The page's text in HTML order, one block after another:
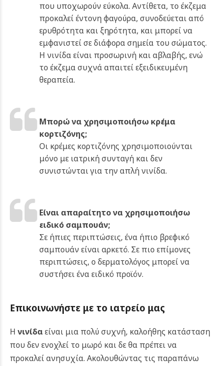
που υποχωρούν εύκολα. Αντίθετα, το έκζεμα
προκαλεί έντονη φαγούρα, συνοδεύεται από
ερυθρότητα και ξηρότητα, και μπορεί να
εμφανιστεί σε διάφορα σημεία του σώματος.
Η νινίδα είναι προσωρινή και αβλαβής, ενώ
το έκζεμα συχνά απαιτεί εξειδικευμένη
θεραπεία.
Μπορώ να χρησιμοποιήσω κρέμα
κορτιζόνης;
Οι κρέμες κορτιζόνης χρησιμοποιούνται
μόνο με ιατρική συνταγή και δεν
συνιστώνται για την απλή νινίδα.
Είναι απαραίτητο να χρησιμοποιήσω
ειδικό σαμπουάν;
Σε ήπιες περιπτώσεις, ένα ήπιο βρεφικό
σαμπουάν είναι αρκετό. Σε πιο επίμονες
περιπτώσεις, ο δερματολόγος μπορεί να
συστήσει ένα ειδικό προϊόν.
Επικοινωνήστε με το ιατρείο μας
Η νινίδαείναι μια πολύ συχνή, καλοήθης κατάσταση
που δεν ενοχλεί το μωρό και δε θα πρέπει να
προκαλεί ανησυχία. Ακολουθώντας τις παραπάνω